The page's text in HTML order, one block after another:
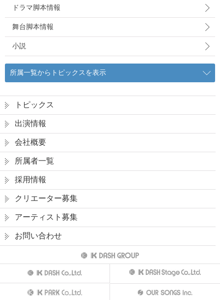
ドラマ脚本情報
舞台脚本情報
小説
所属一覧からトピックスを表示
トピックス
出演情報
会社概要
所属者一覧
採用情報
クリエーター募集
アーティスト募集
お問い合わせ